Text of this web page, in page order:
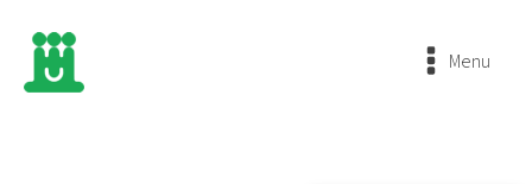
Menu